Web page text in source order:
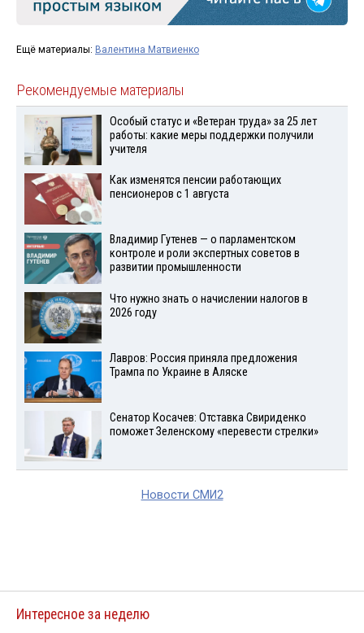
Ещё материалы: Валентина Матвиенко
Рекомендуемые материалы
Особый статус и «Ветеран труда» за 25 лет
работы: какие меры поддержки получили
учителя
Как изменятся пенсии работающих
пенсионеров с 1 августа
Владимир Гутенев — о парламентском
контроле и роли экспертных советов в
развитии промышленности
Что нужно знать о начислении налогов в
2026 году
Лавров: Россия приняла предложения
Трампа по Украине в Аляске
Сенатор Косачев: Отставка Свириденко
поможет Зеленскому «перевести стрелки»
Новости СМИ2
Интересное за неделю